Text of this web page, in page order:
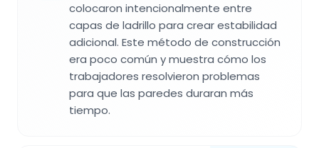
colocaron intencionalmente entre
capas de ladrillo para crear estabilidad
adicional. Este método de construcción
era poco común y muestra cómo los
trabajadores resolvieron problemas
para que las paredes duraran más
tiempo.